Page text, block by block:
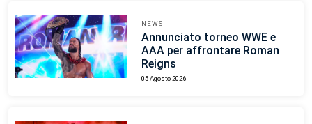
NEWS
Annunciato torneo WWE e
AAA per affrontare Roman
Reigns
05 Agosto 2026